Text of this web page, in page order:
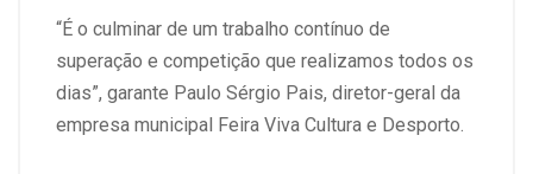
“É o culminar de um trabalho contínuo de
superação e competição que realizamos todos os
dias”, garante Paulo Sérgio Pais, diretor-geral da
empresa municipal Feira Viva Cultura e Desporto.